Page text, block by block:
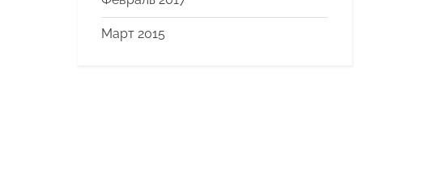
Март 2015